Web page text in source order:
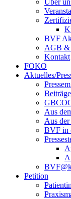
Über
BVF
AGB &
Kontakt
FOKO
Aktuelles/
Aus
Aus
BVF in
Petition